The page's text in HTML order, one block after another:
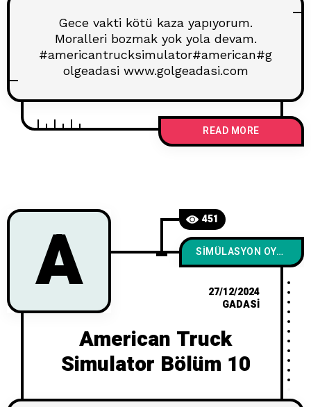
Gece vakti kötü kaza yapıyorum.
Moralleri bozmak yok yola devam.
#americantrucksimulator#american#g
olgeadasi www.golgeadasi.com
READ MORE
A 451
SIMÜLASYON OYUNLARI
27/12/2024
GADASI
American Truck
Simulator Bölüm 10